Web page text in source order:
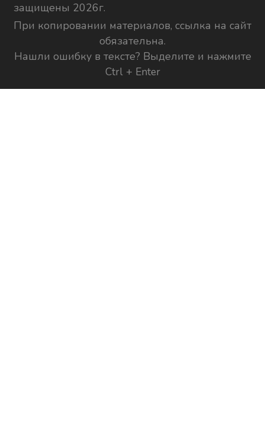
защищены 2026г.
При копировании материалов, ссылка на сайт
обязательна.
Нашли ошибку в тексте? Выделите и нажмите
Ctrl + Enter